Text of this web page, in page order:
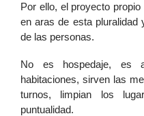
Por ello, el proyecto
en aras de esta pluralidad
de las personas.
No es hospedaje, es
habitaciones, sirven las
turnos, limpian los
puntualidad.